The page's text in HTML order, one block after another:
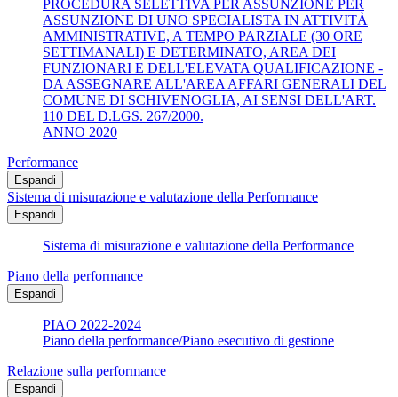
PROCEDURA SELETTIVA PER ASSUNZIONE PER
ASSUNZIONE DI UNO SPECIALISTA IN ATTIVITÀ
AMMINISTRATIVE, A TEMPO PARZIALE (30 ORE
SETTIMANALI) E DETERMINATO, AREA DEI
FUNZIONARI E DELL'ELEVATA QUALIFICAZIONE -
DA ASSEGNARE ALL'AREA AFFARI GENERALI DEL
COMUNE DI SCHIVENOGLIA, AI SENSI DELL'ART.
110 DEL D.LGS. 267/2000.
ANNO 2020
Performance
Espandi
Sistema di misurazione e valutazione della Performance
Espandi
Sistema di misurazione e valutazione della Performance
Piano della performance
Espandi
PIAO 2022-2024
Piano della performance/Piano esecutivo di gestione
Relazione sulla performance
Espandi